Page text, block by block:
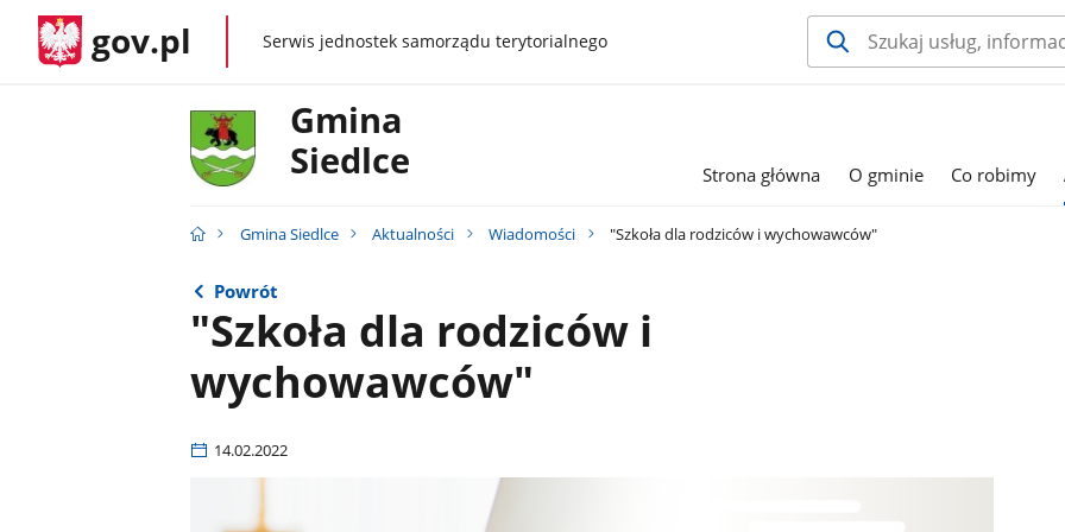
gov.pl gov.plSerwis jednostek samorządu terytorialnego
Gmina
Siedlce
Strona główna O gminie Co robimy
Gmina Siedlce Aktualności Wiadomości "Szkoła dla rodziców i wychowawców"
Powrót
"Szkoła dla rodziców i
wychowawców"
14.02.2022